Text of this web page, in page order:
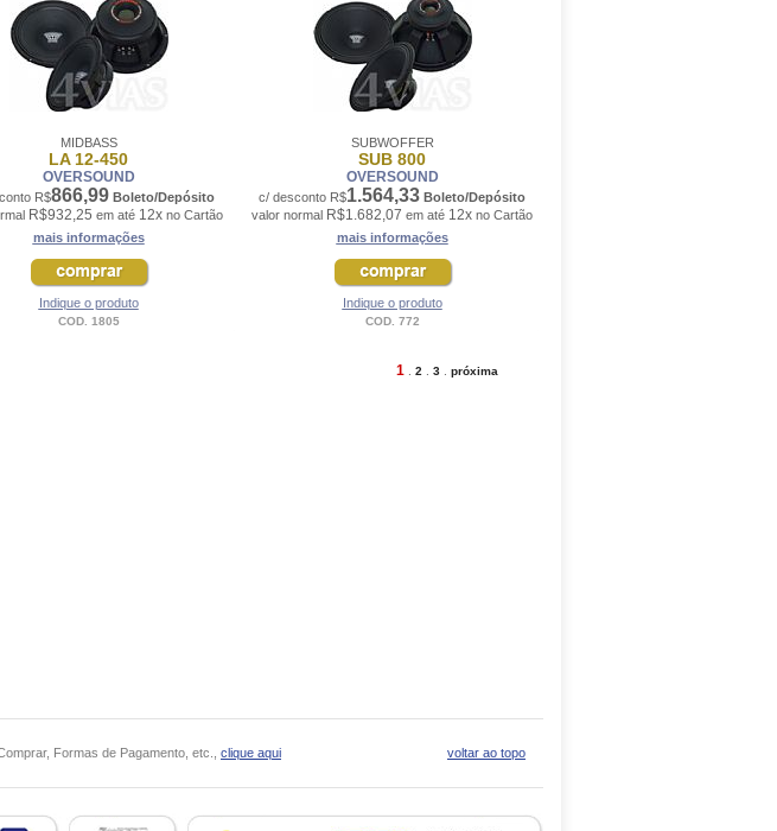
MIDBASS
LA 12-450
OVERSOUND
R$866,99 Boleto/Depósito
R$932,25 em até 12x no Cartão
mais informações
Indique o produto
COD. 1805
SUBWOFFER
SUB 800
OVERSOUND
c/ desconto R$1.564,33 Boleto/Depósito
valor normal R$1.682,07 em até 12x no Cartão
mais informações
Indique o produto
COD. 772
1 2 3 próxima
Formas de Pagamento, etc., clique aqui voltar ao topo